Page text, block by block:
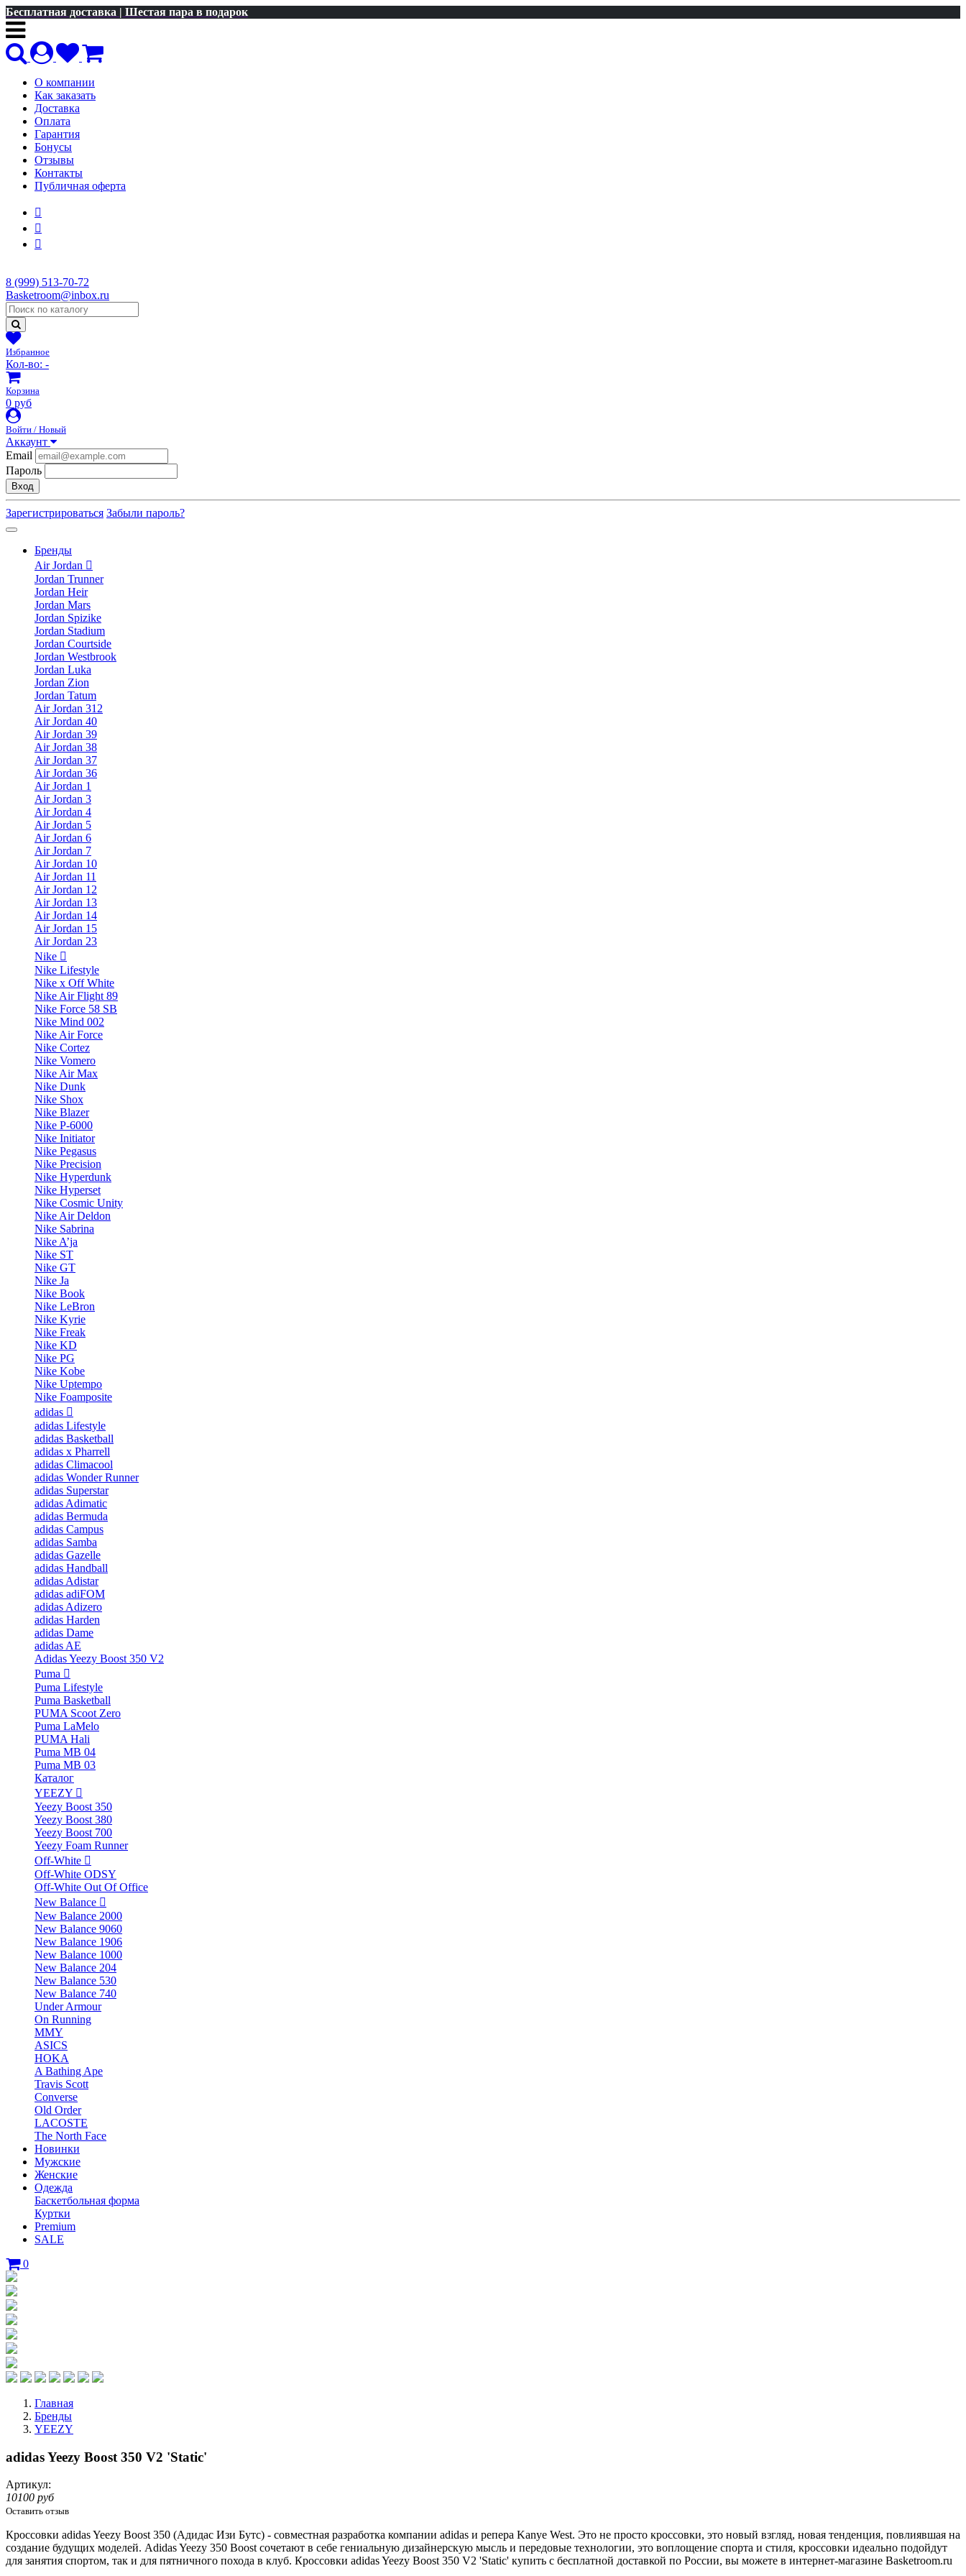
Бесплатная доставка | Шестая пара в подарок
О компании
Как заказать
Доставка
Оплата
Гарантия
Бонусы
Отзывы
Контакты
Публичная оферта
8 (999) 513-70-72
Basketroom@inbox.ru
Избранное
Кол-во: -
Корзина
0 руб
Войти / Новый
Аккаунт
Email
Пароль
Вход
Зарегистрироваться Забыли пароль?
Бренды
Air Jordan
Jordan Trunner
Jordan Heir
Jordan Mars
Jordan Spizike
Jordan Stadium
Jordan Courtside
Jordan Westbrook
Jordan Luka
Jordan Zion
Jordan Tatum
Air Jordan 312
Air Jordan 40
Air Jordan 39
Air Jordan 38
Air Jordan 37
Air Jordan 36
Air Jordan 1
Air Jordan 3
Air Jordan 4
Air Jordan 5
Air Jordan 6
Air Jordan 7
Air Jordan 10
Air Jordan 11
Air Jordan 12
Air Jordan 13
Air Jordan 14
Air Jordan 15
Air Jordan 23
Nike
Nike Lifestyle
Nike x Off White
Nike Air Flight 89
Nike Force 58 SB
Nike Mind 002
Nike Air Force
Nike Cortez
Nike Vomero
Nike Air Max
Nike Dunk
Nike Shox
Nike Blazer
Nike P-6000
Nike Initiator
Nike Pegasus
Nike Precision
Nike Hyperdunk
Nike Hyperset
Nike Cosmic Unity
Nike Air Deldon
Nike Sabrina
Nike A’ja
Nike ST
Nike GT
Nike Ja
Nike Book
Nike LeBron
Nike Kyrie
Nike Freak
Nike KD
Nike PG
Nike Kobe
Nike Uptempo
Nike Foamposite
adidas
adidas Lifestyle
adidas Basketball
adidas x Pharrell
adidas Climacool
adidas Wonder Runner
adidas Superstar
adidas Adimatic
adidas Bermuda
adidas Campus
adidas Samba
adidas Gazelle
adidas Handball
adidas Adistar
adidas adiFOM
adidas Adizero
adidas Harden
adidas Dame
adidas AE
Adidas Yeezy Boost 350 V2
Puma
Puma Lifestyle
Puma Basketball
PUMA Scoot Zero
Puma LaMelo
PUMA Hali
Puma MB 04
Puma MB 03
Каталог
YEEZY
Yeezy Boost 350
Yeezy Boost 380
Yeezy Boost 700
Yeezy Foam Runner
Off-White
Off-White ODSY
Off-White Out Of Office
New Balance
New Balance 2000
New Balance 9060
New Balance 1906
New Balance 1000
New Balance 204
New Balance 530
New Balance 740
Under Armour
On Running
MMY
ASICS
HOKA
A Bathing Ape
Travis Scott
Converse
Old Order
LACOSTE
The North Face
Новинки
Мужские
Женские
Одежда
Баскетбольная форма
Куртки
Premium
SALE
0
Главная
Бренды
YEEZY
adidas Yeezy Boost 350 V2 'Static'
Артикул:
10100 руб
Оставить отзыв
Кроссовки adidas Yeezy Boost 350 (Адидас Изи Бутс) - совместная разработка компании adidas и репера Kanye West. Это не просто кроссовки, это новый взгляд, новая тенденция, повлиявшая на
создание будущих моделей. Adidas Yeezy 350 Boost сочетают в себе гениальную дизайнерскую мысль и передовые технологии, это воплощение спорта и стиля, кроссовки идеально подойдут
для занятия спортом, так и для пятничного похода в клуб. Кроссовки adidas Yeezy Boost 350 V2 'Static' купить с бесплатной доставкой по России, вы можете в интернет-магазине Basketroom.ru